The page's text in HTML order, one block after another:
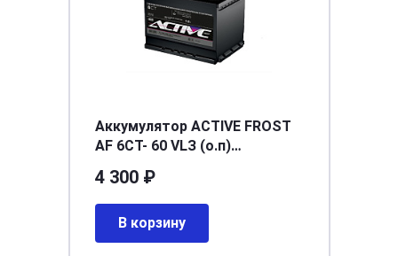
Аккумулятор ACTIVE FROST
AF 6СТ- 60 VLЗ (о.п)
4 300 ₽
В корзину